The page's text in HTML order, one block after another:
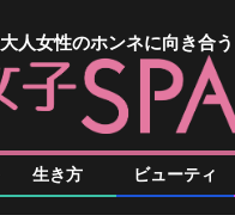
大人女性のホンネに向き合う
生き方 ビューティ